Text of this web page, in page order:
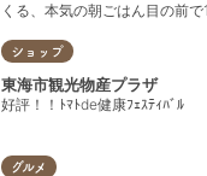
くる、本気の朝ごはん目の前
ショップ
東海市観光物産プラザ
好評！！ﾄﾏﾄde健康ﾌｪｽﾃｨﾊﾞﾙ
グルメ